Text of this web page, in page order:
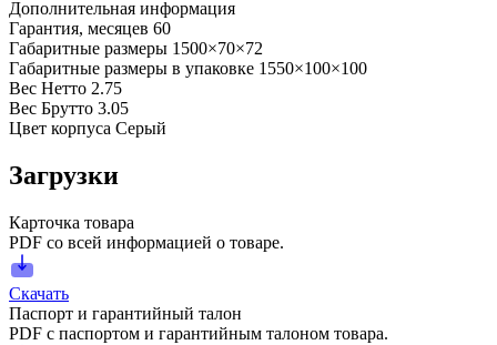
Дополнительная информация
Гарантия, месяцев 60
Габаритные размеры 1500×70×72
Габаритные размеры в упаковке 1550×100×100
Вес Нетто 2.75
Вес Брутто 3.05
Цвет корпуса Серый
Загрузки
Карточка товара
PDF со всей информацией о товаре.
Скачать
Паспорт и гарантийный талон
PDF с паспортом и гарантийным талоном товара.